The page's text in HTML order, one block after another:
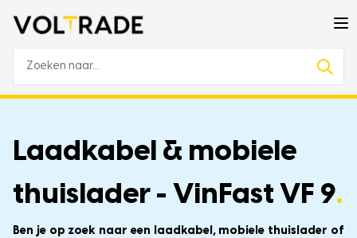
Laadkabel & mobiele
thuislader - VinFast VF 9.
Ben je op zoek naar een laadkabel, mobiele thuislader of